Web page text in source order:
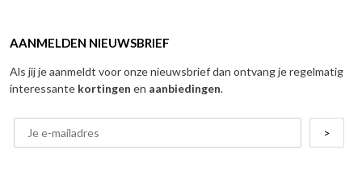
AANMELDEN NIEUWSBRIEF
Als jij je aanmeldt voor onze nieuwsbrief dan ontvang je regelmatig
interessante kortingen en aanbiedingen.